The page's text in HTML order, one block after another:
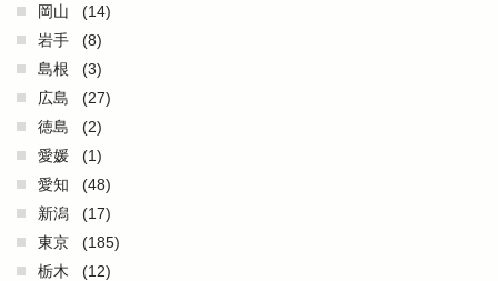
岡山
(14)
岩手
(8)
島根
(3)
広島
(27)
徳島
(2)
愛媛
(1)
愛知
(48)
新潟
(17)
東京
(185)
栃木
(12)